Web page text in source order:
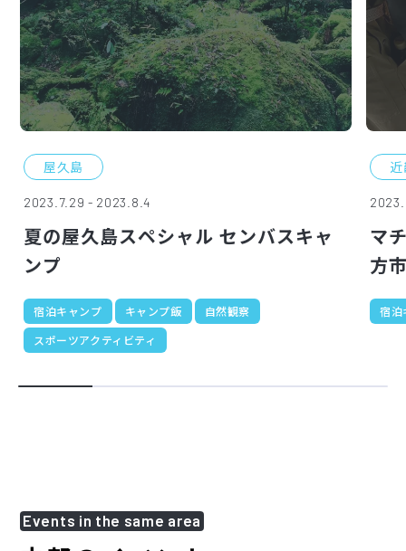
屋久島
2023.7.29 - 2023.8.4
夏の屋久島スペシャル センバスキャ
ンプ
宿泊キャンプ キャンプ飯
自然観察
スポーツアクティビティ
マ
方
宿泊
Events in the same area